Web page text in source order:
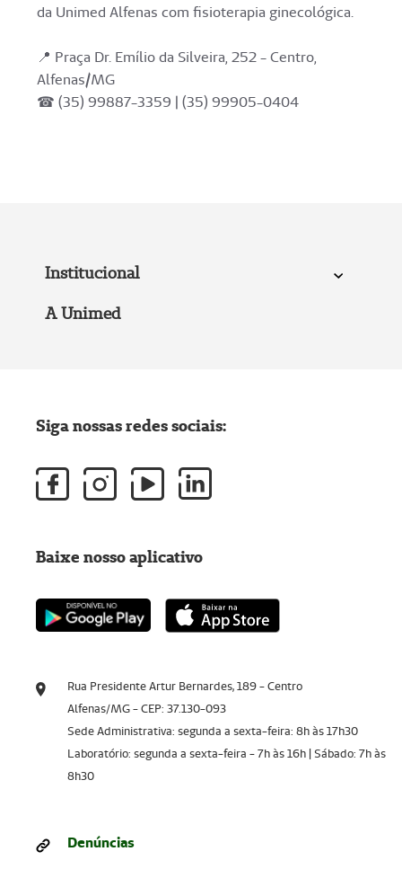
da Unimed Alfenas com fisioterapia ginecológica.
📍 Praça Dr. Emílio da Silveira, 252 - Centro,
Alfenas/MG
☎ (35) 99887-3359 | (35) 99905-0404
Institucional
A Unimed
Rua Presidente Artur Bernardes, 189 - Centro
Alfenas/MG - CEP: 37.130-093
Sede Administrativa: segunda a sexta-feira: 8h às 17h30
Laboratório: segunda a sexta-feira - 7h às 16h | Sábado: 7h às
8h30
Denúncias
Siga nossas redes sociais:
Baixe nosso aplicativo